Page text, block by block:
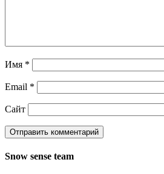
Имя *
Email *
Сайт
Snow sense team